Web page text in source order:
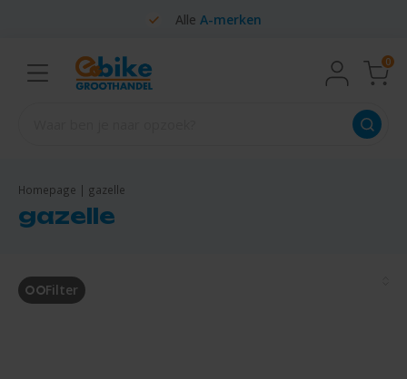
Alle A-merken
0
Homepage | gazelle
gazelle
Filter